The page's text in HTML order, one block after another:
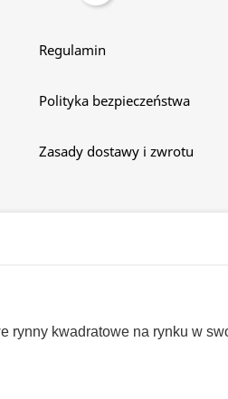
Regulamin
Polityka bezpieczeństwa
Zasady dostawy i zwrotu
rynny kwadratowe na rynku w